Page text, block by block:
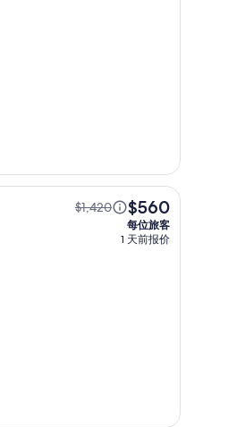
$1,420 $560
每位旅客
1 天前报价